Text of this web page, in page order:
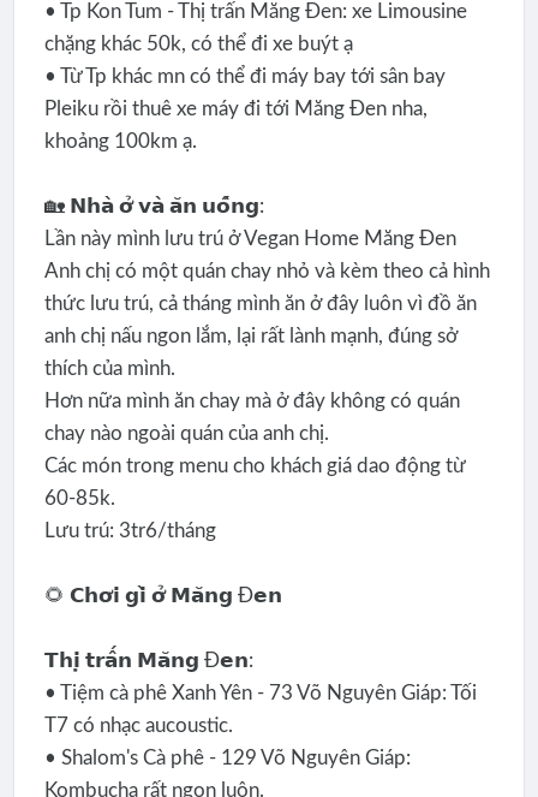
• Tp Kon Tum - Thị trấn Măng Đen: xe Limousine
chặng khác 50k, có thể đi xe buýt ạ
• Từ Tp khác mn có thể đi máy bay tới sân bay
Pleiku rồi thuê xe máy đi tới Măng Đen nha,
khoảng 100km ạ.
🏡 𝗡𝗵𝗮̀ 𝗼̛̉ 𝘃𝗮̀ 𝗮̆𝗻 𝘂𝗼̂́𝗻𝗴:
Lần này mình lưu trú ở Vegan Home Măng Đen
Anh chị có một quán chay nhỏ và kèm theo cả hình
thức lưu trú, cả tháng mình ăn ở đây luôn vì đồ ăn
anh chị nấu ngon lắm, lại rất lành mạnh, đúng sở
thích của mình.
Hơn nữa mình ăn chay mà ở đây không có quán
chay nào ngoài quán của anh chị.
Các món trong menu cho khách giá dao động từ
60-85k.
Lưu trú: 3tr6/tháng
🌻 𝗖𝗵𝗼̛𝗶 𝗴𝗶̀ 𝗼̛̉ 𝗠𝗮̆𝗻𝗴 Đ𝗲𝗻
𝗧𝗵𝗶̣ 𝘁𝗿𝗮̂́𝗻 𝗠𝗮̆𝗻𝗴 Đ𝗲𝗻:
• Tiệm cà phê Xanh Yên - 73 Võ Nguyên Giáp: Tối
T7 có nhạc aucoustic.
• Shalom's Cà phê - 129 Võ Nguyên Giáp:
Kombucha rất ngon luôn.